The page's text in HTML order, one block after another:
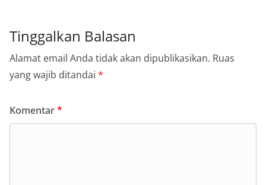
Tinggalkan Balasan
Alamat email Anda tidak akan dipublikasikan. Ruas
yang wajib ditandai *
Komentar*